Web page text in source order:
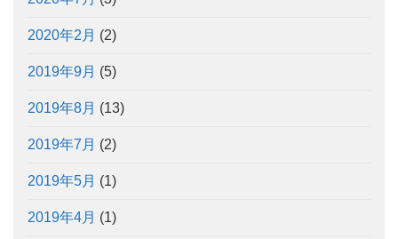
2020年2月 (2)
2019年9月 (5)
2019年8月 (13)
2019年7月 (2)
2019年5月 (1)
2019年4月 (1)